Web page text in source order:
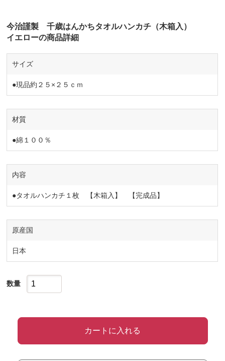
今治謹製 千歳はんかちタオルハンカチ（木箱入）
イエローの商品詳細
サイズ
●現品約２５×２５ｃｍ
材質
●綿１００％
内容
●タオルハンカチ１枚 【木箱入】 【完成品】
原産国
日本
数量
カートに入れる